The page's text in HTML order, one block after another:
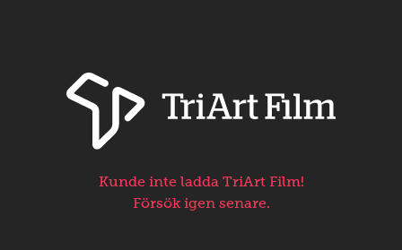
Kunde inte ladda TriArt Film!
Försök igen senare.